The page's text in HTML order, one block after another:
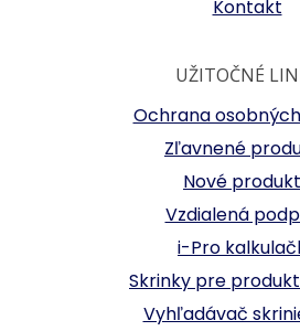
Kontakt
UŽITOČNÉ
Ochrana
Zľavnené
Nové
Vzdialená
i-Pro
Skrinky pre
Vyhľadávač